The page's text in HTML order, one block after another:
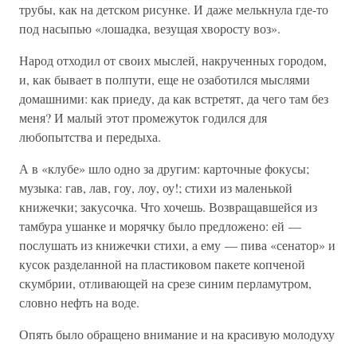
трубы, как на детском рисунке. И даже мелькнула где-то
под насыпью «лошадка, везущая хворосту воз».
Народ отходил от своих мыслей, накрученных городом,
и, как бывает в полпути, еще не озаботился мыслями
домашними: как приеду, да как встретят, да чего там без
меня? И малый этот промежуток годился для
любопытства и передыха.
А в «клубе» шло одно за другим: карточные фокусы;
музыка: гав, лав, гоу, лоу, оу!; стихи из маленькой
книжечки; закусочка. Что хочешь. Возвращавшейся из
тамбура ушанке и морячку было предложено: ей —
послушать из книжечки стихи, а ему — пива «сенатор» и
кусок разделанной на пластиковом пакете копченой
скумбрии, отливающей на срезе синим перламутром,
словно нефть на воде.
Опять было обращено внимание и на красивую молодуху